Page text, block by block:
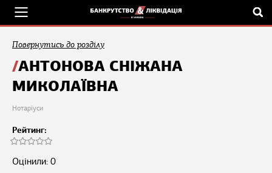
Повернутись до розділу
АНТОНОВА СНІЖАНА
МИКОЛАЇВНА
Нотаріуси
Рейтинг:
Оцінили: 0